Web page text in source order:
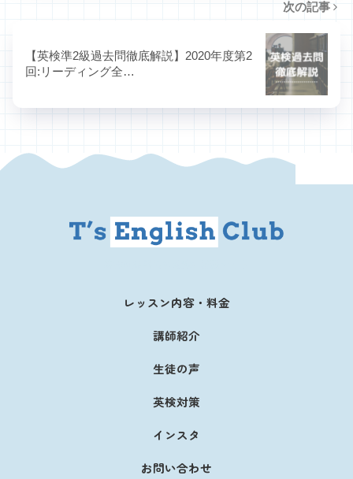
次の記事
【英検準2級過去問徹底解説】2020年度第2
回:リーディング全…
レッスン内容・料金
講師紹介
生徒の声
英検対策
インスタ
お問い合わせ